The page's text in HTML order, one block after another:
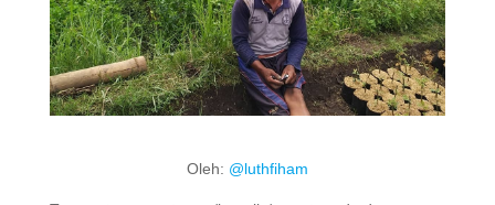
Oleh: @luthfiham